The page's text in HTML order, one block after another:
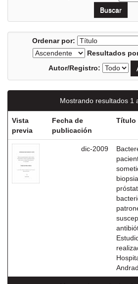
Ordenar por:
Resultados
Autor/Registro:
Mostrando resultados 1
Vista
previa
Fecha de
publicación
Título
dic-2009